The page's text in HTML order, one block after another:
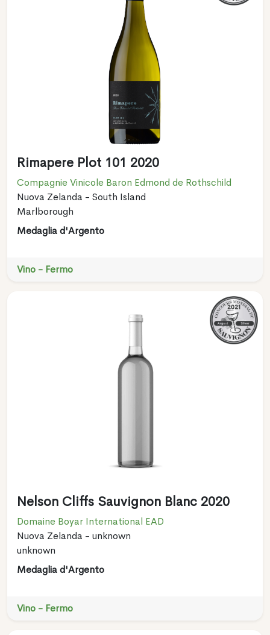
Rimapere Plot 101 2020
Compagnie Vinicole Baron Edmond de Rothschild
Nuova Zelanda - South Island
Marlborough
Medaglia d'Argento
Vino - Fermo
Nelson Cliffs Sauvignon Blanc 2020
Domaine Boyar International EAD
Nuova Zelanda - unknown
unknown
Medaglia d'Argento
Vino - Fermo